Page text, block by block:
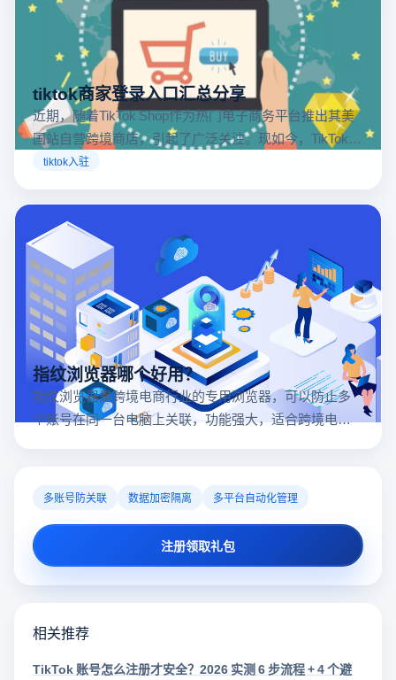
tiktok商家登录入口汇总分享
近期，随着TikTok Shop作为热门电子商务平台推出其美
国站自营跨境商店，引起了广泛关注。现如今，TikTok商
店已覆盖美国、英国及东南亚地区，因此了解官方网站
tiktok入驻
指纹浏览器哪个好用？
指纹浏览器是跨境电商行业的专用浏览器，可以防止多
个账号在同一台电脑上关联，功能强大，适合跨境电商
多账号防关联 数据加密隔离 多平台自动化管理
注册领取礼包
相关推荐
TikTok 账号怎么注册才安全？2026 实测 6 步流程 + 4 个避